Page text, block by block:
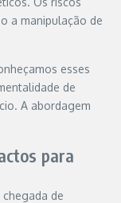
a manipulação de
esses
de
A abordagem
para
de